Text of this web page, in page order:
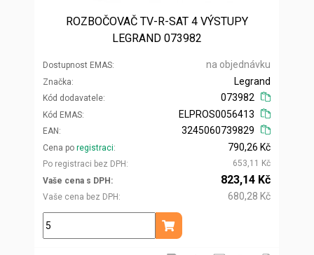
ROZBOČOVAČ TV-R-SAT 4 VÝSTUPY
LEGRAND 073982
Dostupnost EMAS na objednávku
Značka
Kód dodavatele
Legrand
073982
Kód EMAS
EAN
ELPROS0056413
3245060739829
Cena po registraci
Po registraci bez DPH
790,26 Kč
653,11 Kč
Vaše cena s DPH
Vaše cena bez DPH
823,14 Kč
680,28 Kč
ks
Přidat do košíku